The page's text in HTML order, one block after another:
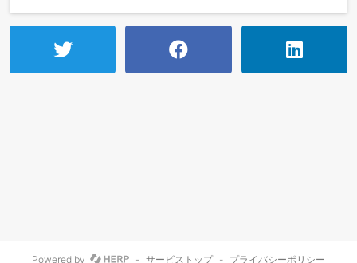
Powered by - サービストップ - プライバシーポリシー